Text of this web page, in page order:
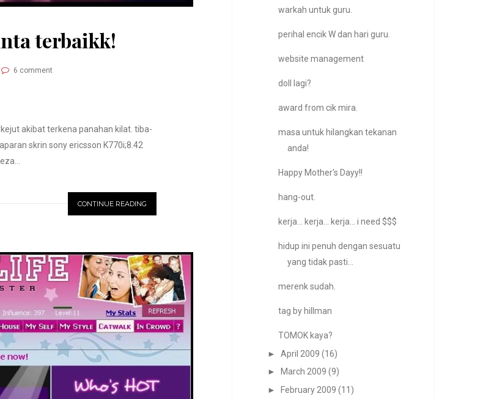
terbaikk!
6 comment
akibat terkena panahan kilat. tiba-
skrin sony ericsson K770i;8.42
CONTINUE READING
warkah untuk guru.
perihal encik W dan hari guru.
website management
doll lagi?
award from cik mira.
masa untuk hilangkan tekanan
anda!
Happy Mother's Dayy!!
hang-out.
kerja... kerja... kerja... i need $$$
hidup ini penuh dengan sesuatu
yang tidak pasti...
merenk sudah.
tag by hillman
TOMOK kaya?
► April 2009 (16)
►
March 2009 (9)
► February 2009 (11)